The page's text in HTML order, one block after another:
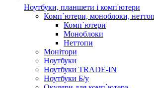
Ноутбуки, планшети і комп'ютери
Комп`ютери, моноблоки,
Комп`ютери
Моноблоки
Неттопи
Монітори
Ноутбуки
Ноутбуки TRADE-IN
Ноутбуки Б/у